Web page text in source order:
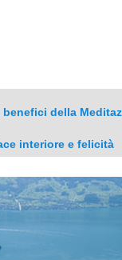
benefici della
interiore e felicità